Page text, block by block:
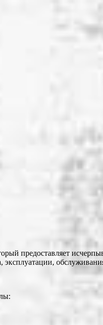
предоставляет